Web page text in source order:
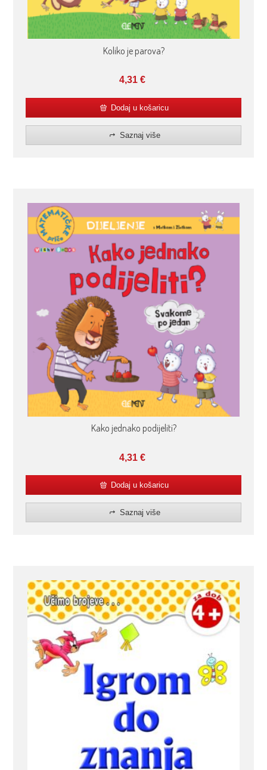
Koliko je parova?
4,31€
Dodaj u košaricu
Saznaj više
Kako jednako podijeliti?
4,31€
Dodaj u košaricu
Saznaj više